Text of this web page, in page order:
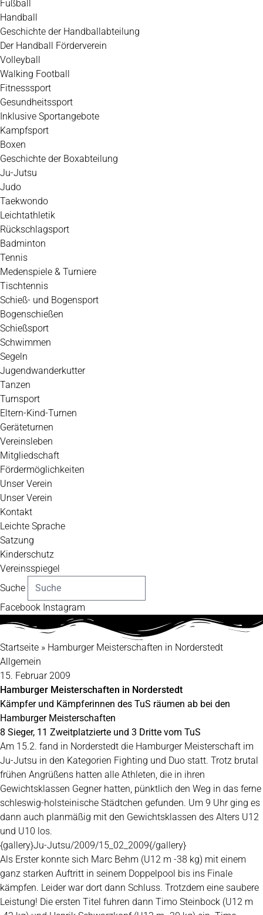
Fußball
Handball
Geschichte der Handballabteilung
Der Handball Förderverein
Volleyball
Walking Football
Fitnesssport
Gesundheitssport
Inklusive Sportangebote
Kampfsport
Boxen
Geschichte der Boxabteilung
Ju-Jutsu
Judo
Taekwondo
Leichtathletik
Rückschlagsport
Badminton
Tennis
Medenspiele & Turniere
Tischtennis
Schieß- und Bogensport
Bogenschießen
Schießsport
Schwimmen
Segeln
Jugendwanderkutter
Tanzen
Turnsport
Eltern-Kind-Turnen
Geräteturnen
Vereinsleben
Mitgliedschaft
Fördermöglichkeiten
Unser Verein
Unser Verein
Kontakt
Leichte Sprache
Satzung
Kinderschutz
Vereinsspiegel
Suche
Facebook Instagram
Startseite » Hamburger Meisterschaften in Norderstedt
Allgemein
15. Februar 2009
Hamburger Meisterschaften in Norderstedt
Kämpfer und Kämpferinnen des TuS räumen ab bei den
Hamburger Meisterschaften
8 Sieger, 11 Zweitplatzierte und 3 Dritte vom TuS
Am 15.2. fand in Norderstedt die Hamburger Meisterschaft im
Ju-Jutsu in den Kategorien Fighting und Duo statt. Trotz brutal
frühen Angrüßens hatten alle Athleten, die in ihren
Gewichtsklassen Gegner hatten, pünktlich den Weg in das ferne
schleswig-holsteinische Städtchen gefunden. Um 9 Uhr ging es
dann auch planmäßig mit den Gewichtsklassen des Alters U12
und U10 los.
{gallery}Ju-Jutsu/2009/15_02_2009{/gallery}
Als Erster konnte sich Marc Behm (U12 m -38 kg) mit einem
ganz starken Auftritt in seinem Doppelpool bis ins Finale
kämpfen. Leider war dort dann Schluss. Trotzdem eine saubere
Leistung! Die ersten Titel fuhren dann Timo Steinbock (U12 m